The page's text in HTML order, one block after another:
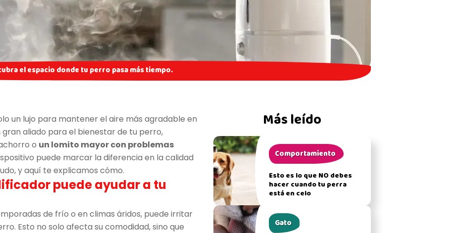
el espacio donde tu perro pasa más tiempo.
un lujo para mantener el aire más agradable en
aliado para el bienestar de tu perro,
o un lomito mayor con problemas
puede marcar la diferencia en la calidad
y aquí te explicamos cómo.
puede ayudar a tu
de frío o en climas áridos, puede irritar
Esto no solo afecta su comodidad, sino que
Más leído
Comportamiento
Esto es lo que NO debes
hacer cuando tu perra
está en celo
Gato